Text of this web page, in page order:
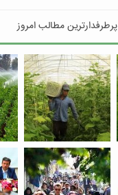
پرطرفدارترین مطالب امروز